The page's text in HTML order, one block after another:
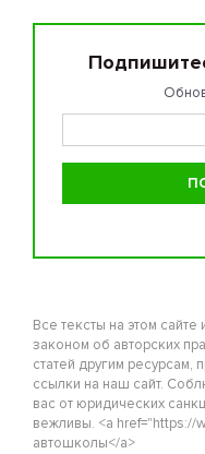
Все тексты на этом
законом об авторских
статей другим ресурсам,
ссылки на наш сайт.
вас от юридических
вежливы. <a href="https://
автошколы</a>